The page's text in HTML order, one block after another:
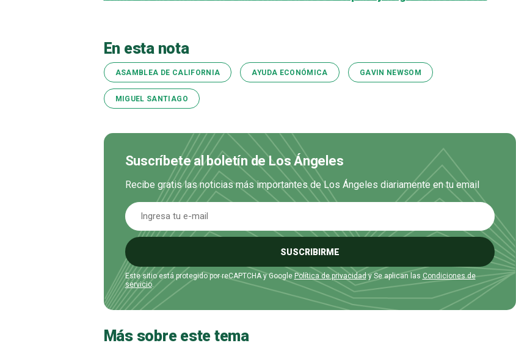
En esta nota
ASAMBLEA DE CALIFORNIA AYUDA ECONÓMICA GAVIN NEWSOM
MIGUEL SANTIAGO
Suscríbete al boletín de Los Ángeles
Recibe gratis las noticias más importantes de Los Ángeles diariamente en tu email
SUSCRIBIRME
Este sitio está protegido por reCAPTCHA y Google Política de privacidady Se aplican las Condiciones de
servicio.
Más sobre este tema